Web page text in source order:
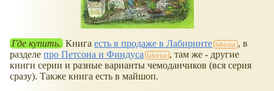
Где купить. Книга есть в продаже в Лабиринте
, в
разделе про Петсона и Финдуса
, там же - другие
книги серии и разные варианты чемоданчиков (вся серия
сразу). Также книга есть в майшоп.